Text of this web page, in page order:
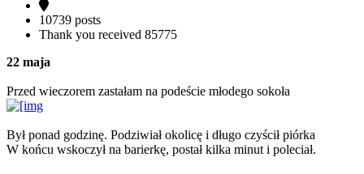
10739 posts
Thank you received 85775
22 maja
Przed wieczorem zastałam na podeście młodego sokoła
Był ponad godzinę. Podziwiał okolicę i długo czyścił piórka
W końcu wskoczył na barierkę, postał kilka minut i poleciał.